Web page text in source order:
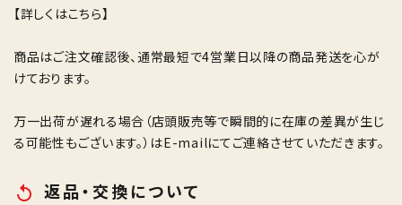
【詳しくはこちら】
商品はご注文確認後、通常最短で4営業日以降の商品発送を心が
けております。
万一出荷が遅れる場合（店頭販売等で瞬間的に在庫の差異が生じ
る可能性もございます。）はE-mailにてご連絡させていただきます。
replay 返品・交換について